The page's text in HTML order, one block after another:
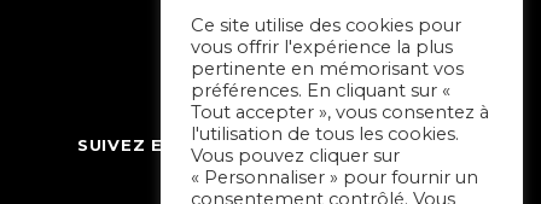
SUIVEZ ET CONTACTEZ SORTIR À NIORT
Ce site utilise des cookies pour
vous offrir l'expérience la plus
pertinente en mémorisant vos
préférences. En cliquant sur «
Tout accepter », vous consentez à
l'utilisation de tous les cookies.
Vous pouvez cliquer sur
« Personnaliser » pour fournir un
consentement contrôlé. Vous